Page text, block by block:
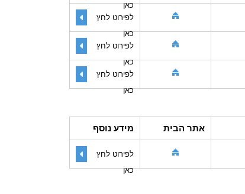
כאן
לפירוט לחץ
כאן
לפירוט לחץ
כאן
לפירוט לחץ
כאן
אתר הבית מידע נוסף
לפירוט לחץ
כאן